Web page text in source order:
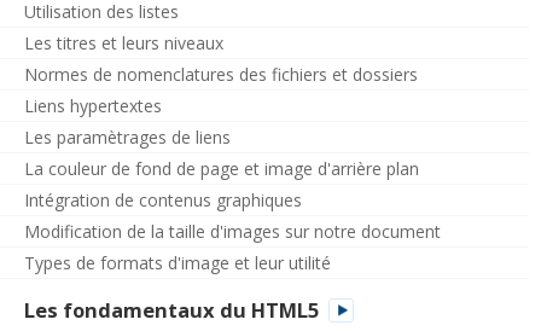
Utilisation des listes
Les titres et leurs niveaux
Normes de nomenclatures des fichiers et dossiers
Liens hypertextes
Les paramètrages de liens
La couleur de fond de page et image d'arrière plan
Intégration de contenus graphiques
Modification de la taille d'images sur notre document
Types de formats d'image et leur utilité
Les fondamentaux du HTML5